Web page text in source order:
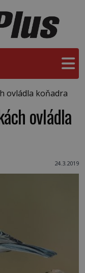
ovládla koňadra
ovládla
24.3.2019